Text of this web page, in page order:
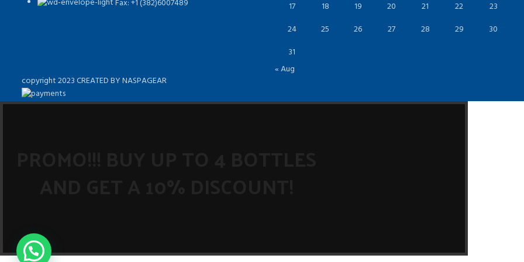
Fax: +1 (382)6007489
17
18 19 20 21 22
23
24
25 26 27 28 29
30
31
« Aug
copyright 2023 CREATED BY NASPAGEAR